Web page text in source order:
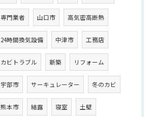
専門業者 山口市 高気密高断熱
24時間換気設備 中津市 工務店
カビトラブル 新築 リフォーム
宇部市 サーキュレーター 冬のカビ
熊本市 結露 寝室 土壁